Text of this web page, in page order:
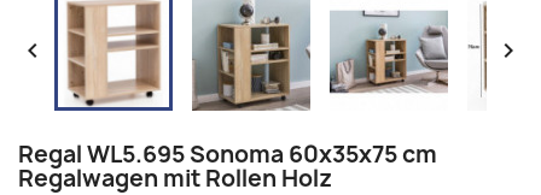
 
Regal WL5.695 Sonoma 60x35x75 cm
Regalwagen mit Rollen Holz